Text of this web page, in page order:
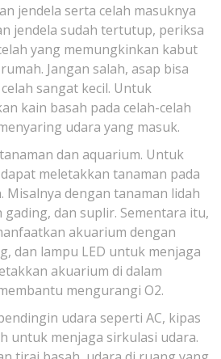
jendela serta celah masuknya
jendela sudah tertutup, periksa
yang memungkinkan kabut
Jangan salah, asap bisa
sangat kecil. Untuk
kain basah pada celah-celah
udara yang masuk.
dan aquarium. Untuk
meletakkan tanaman pada
Misalnya dengan tanaman lidah
dan suplir. Sementara itu,
akuarium dengan
dan lampu LED untuk menjaga
akuarium di dalam
mengurangi O2.
udara seperti AC, kipas
untuk menjaga sirkulasi udara.